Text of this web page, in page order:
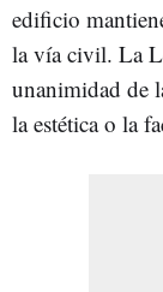
edificio
la vía civil. La
unanimidad de
la estética o la